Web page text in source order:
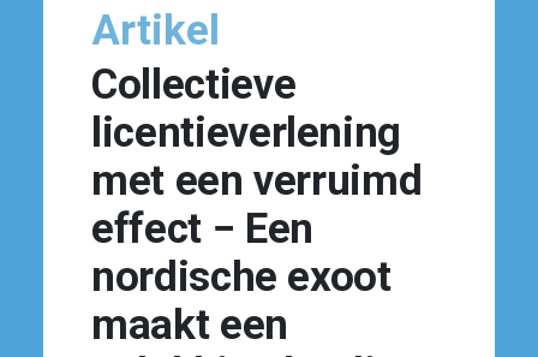
Artikel
Collectieve
licentieverlening
met een verruimd
effect − Een
nordische exoot
maakt een